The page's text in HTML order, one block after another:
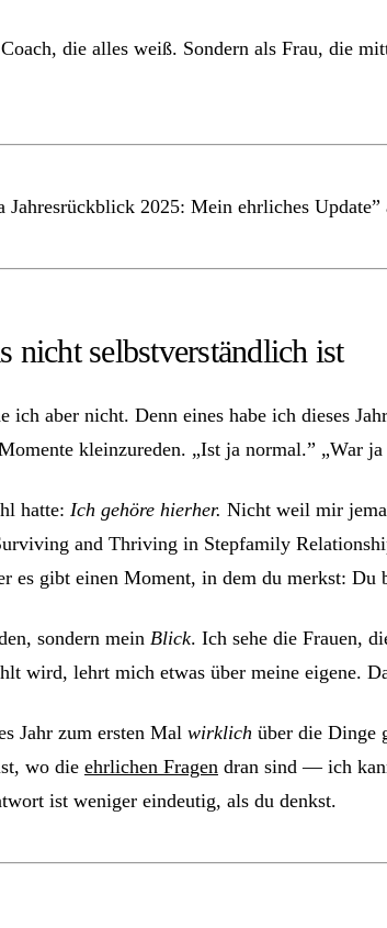
die alles weiß. Sondern als Frau, die
Jahresrückblick 2025: Mein ehrliches
selbstverständlich ist
aber nicht. Denn eines habe ich dieses
kleinzureden. „Ist ja normal.” „War
hatte: Ich gehöre hierher. Nicht weil mir
and Thriving in Stepfamily
gibt einen Moment, in dem du merkst: Du
sondern mein Blick. Ich sehe die Frauen,
wird, lehrt mich etwas über meine eigene.
Jahr zum ersten Mal wirklich über die Dinge
wo die ehrlichen Fragen dran sind — ich
ist weniger eindeutig, als du denkst.